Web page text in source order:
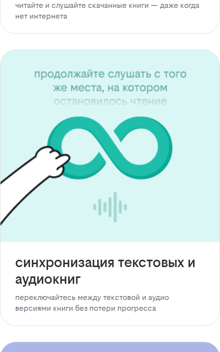
читайте и слушайте скачанные книги — даже когда
нет интернета
синхронизация текстовых и
аудиокниг
переключайтесь между текстовой и аудио
версиями книги без потери прогресса